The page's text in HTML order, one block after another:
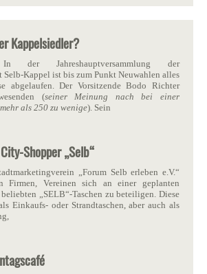
Kappelsiedler?
Jahreshauptversammlung der
Selb-Kappel ist bis zum Punkt Neuwahlen alles
abgelaufen. Der Vorsitzende Bodo Richter
(seiner Meinung nach bei einer
als 250 zu wenige). Sein
Shopper „Selb“
„Forum Selb erleben e.V.“
Firmen, Vereinen sich an einer geplanten
„SELB“-Taschen zu beteiligen. Diese
Einkaufs- oder Strandtaschen, aber auch als